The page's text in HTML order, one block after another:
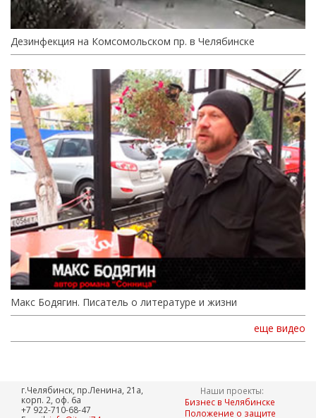
Дезинфекция на Комсомольском пр. в Челябинске
Макс Бодягин. Писатель о литературе и жизни
еще видео
г.Челябинск, пр.Ленина, 21а,
корп. 2, оф. 6а
+7 922-710-68-47
Наши проекты:
Бизнес в Челябинске
Положение о защите